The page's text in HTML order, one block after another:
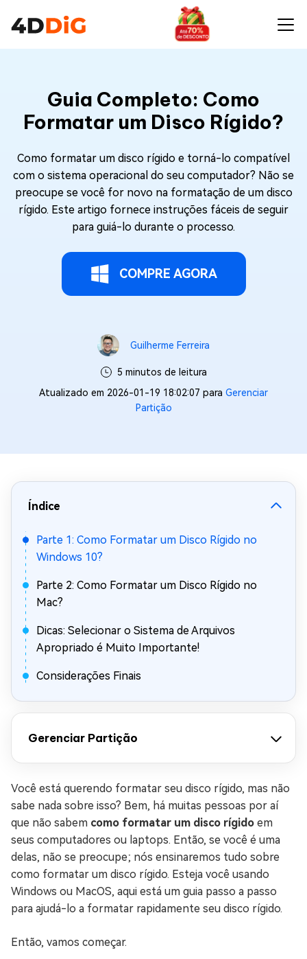
Guia Completo: Como
Formatar um Disco Rígido?
Como formatar um disco rígido e torná-lo compatível
com o sistema operacional do seu computador? Não se
preocupe se você for novo na formatação de um disco
rígido. Este artigo fornece instruções fáceis de seguir
para guiá-lo durante o processo.
COMPRE AGORA
Guilherme Ferreira
5 minutos de leitura
Atualizado em 2026-01-19 18:02:07 para Gerenciar
Partição
Índice
Parte 1: Como Formatar um Disco Rígido no
Windows 10?
Parte 2: Como Formatar um Disco Rígido no
Mac?
Dicas: Selecionar o Sistema de Arquivos
Apropriado é Muito Importante!
Considerações Finais
Gerenciar Partição
Você está querendo formatar seu disco rígido, mas não
sabe nada sobre isso? Bem, há muitas pessoas por aí
que não sabem como formatar um disco rígido em
seus computadores ou laptops. Então, se você é uma
delas, não se preocupe; nós ensinaremos tudo sobre
como formatar um disco rígido. Esteja você usando
Windows ou MacOS, aqui está um guia passo a passo
para ajudá-lo a formatar rapidamente seu disco rígido.
Então, vamos começar.